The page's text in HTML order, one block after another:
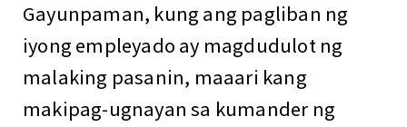
Gayunpaman, kung ang pagliban ng
iyong empleyado ay magdudulot ng
malaking pasanin, maaari kang
makipag-ugnayan sa kumander ng